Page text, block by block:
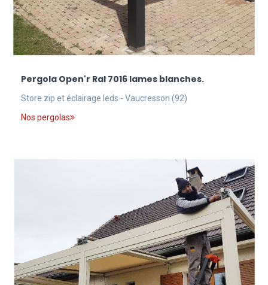
Pergola Open'r Ral 7016 lames blanches.
Store zip et éclairage leds - Vaucresson (92)
Nos pergolas